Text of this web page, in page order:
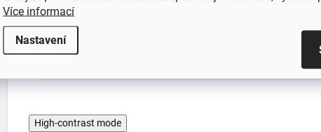
Více informací
Nastavení
EAN
High-contrast mode